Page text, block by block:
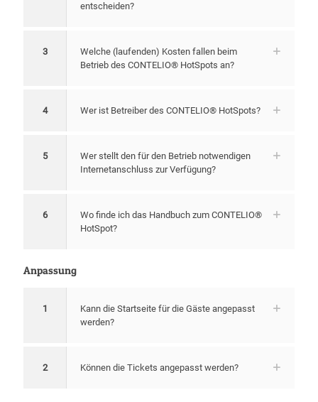
entscheiden?
3
Welche (laufenden) Kosten fallen beim
Betrieb des CONTELIO® HotSpots an?
4 Wer ist Betreiber des CONTELIO® HotSpots?
5
Wer stellt den für den Betrieb notwendigen
Internetanschluss zur Verfügung?
6
Wo finde ich das Handbuch zum CONTELIO®
HotSpot?
Anpassung
1
Kann die Startseite für die Gäste angepasst
werden?
2 Können die Tickets angepasst werden?